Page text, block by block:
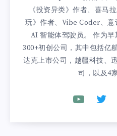
《投资异类》作者、喜马
玩》作者、Vibe Coder、意
AI 智能体驾驶员。 作为
300+初创公司，其中包括亿
达克上市公司，越疆科技、
司，以及4